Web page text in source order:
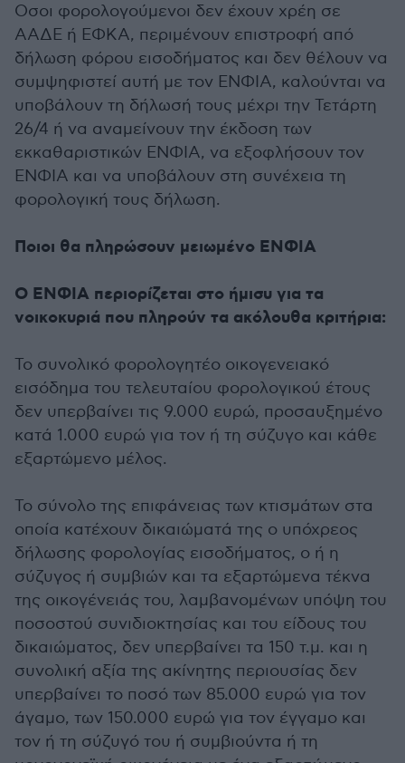
Οσοι φορολογούμενοι δεν έχουν χρέη σε
ΑΑΔΕ ή ΕΦΚΑ, περιμένουν επιστροφή από
δήλωση φόρου εισοδήματος και δεν θέλουν να
συμψηφιστεί αυτή με τον ΕΝΦΙΑ, καλούνται να
υποβάλουν τη δήλωσή τους μέχρι την Τετάρτη
26/4 ή να αναμείνουν την έκδοση των
εκκαθαριστικών ΕΝΦΙΑ, να εξοφλήσουν τον
ΕΝΦΙΑ και να υποβάλουν στη συνέχεια τη
φορολογική τους δήλωση.
Ποιοι θα πληρώσουν μειωμένο ΕΝΦΙΑ
Ο ΕΝΦΙΑ περιορίζεται στο ήμισυ για τα
νοικοκυριά που πληρούν τα ακόλουθα κριτήρια:
Το συνολικό φορολογητέο οικογενειακό
εισόδημα του τελευταίου φορολογικού έτους
δεν υπερβαίνει τις 9.000 ευρώ, προσαυξημένο
κατά 1.000 ευρώ για τον ή τη σύζυγο και κάθε
εξαρτώμενο μέλος.
Το σύνολο της επιφάνειας των κτισμάτων στα
οποία κατέχουν δικαιώματά της ο υπόχρεος
δήλωσης φορολογίας εισοδήματος, ο ή η
σύζυγος ή συμβιών και τα εξαρτώμενα τέκνα
της οικογένειάς του, λαμβανομένων υπόψη του
ποσοστού συνιδιοκτησίας και του είδους του
δικαιώματος, δεν υπερβαίνει τα 150 τ.μ. και η
συνολική αξία της ακίνητης περιουσίας δεν
υπερβαίνει το ποσό των 85.000 ευρώ για τον
άγαμο, των 150.000 ευρώ για τον έγγαμο και
τον ή τη σύζυγό του ή συμβιούντα ή τη